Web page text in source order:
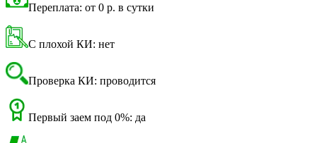
Переплата: от 0 р. в сутки
С плохой КИ: нет
Проверка КИ: проводится
Первый заем под 0%: да